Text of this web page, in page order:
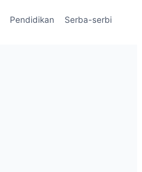
Pendidikan Serba-serbi